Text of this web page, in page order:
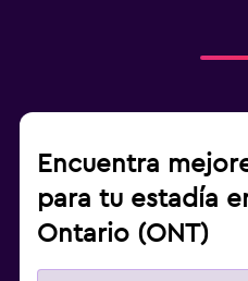
Encuentra
para tu estadía
Ontario (ONT)